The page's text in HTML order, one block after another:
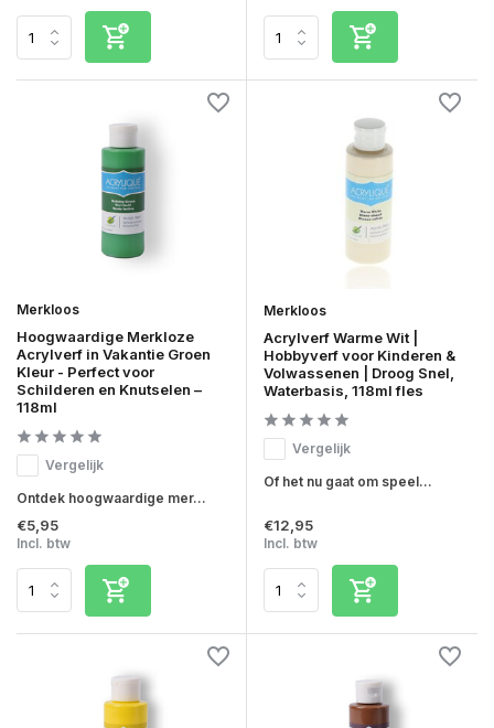
Merkloos
Hoogwaardige Merkloze
Acrylverf in Vakantie Groen
Kleur - Perfect voor
Schilderen en Knutselen –
118ml
Vergelijk
Ontdek hoogwaardige mer...
€5,95
Incl. btw
Merkloos
Acrylverf Warme Wit |
Hobbyverf voor Kinderen &
Volwassenen | Droog Snel,
Waterbasis, 118ml fles
Vergelijk
Of het nu gaat om speel...
€12,95
Incl. btw